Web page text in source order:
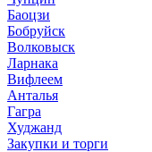
Баоцзи
Бобруйск
Волковыск
Ларнака
Вифлеем
Анталья
Гагра
Худжанд
Закупки и торги